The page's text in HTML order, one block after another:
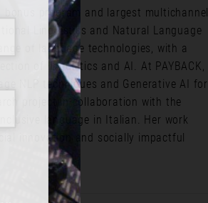
bonus program and largest multichannel
Linguistics and Natural Language
of language technologies, with a
of linguistics and AI. At PAYBACK,
NLP techniques and Generative AI for
project in collaboration with the
language in Italian. Her work
innovation and socially impactful